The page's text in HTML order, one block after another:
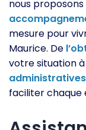
nous proposons
mesure pour
Maurice. De
votre situation
faciliter